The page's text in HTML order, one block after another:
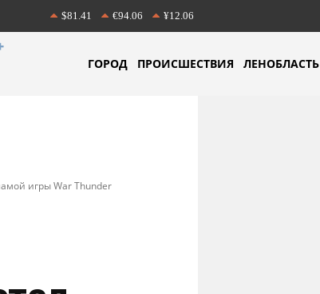
$81.41 €94.06 ¥12.06
ГОРОД ПРОИСШЕСТВИЯ ЛЕНОБЛАСТЬ
игры War Thunder